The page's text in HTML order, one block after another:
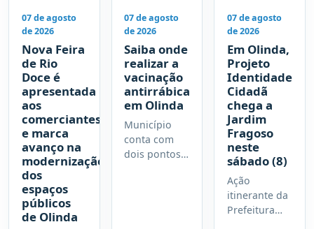
07 de agosto
de 2026
Nova Feira
de Rio
Doce é
apresentada
aos
comerciantes
e marca
avanço na
modernização
dos
espaços
públicos
de Olinda
07 de agosto
de 2026
Saiba onde
realizar a
vacinação
antirrábica
em Olinda
Município
conta com
dois pontos
07 de agosto
de 2026
Em Olinda,
Projeto
Identidade
Cidadã
chega a
Jardim
Fragoso
neste
sábado (8)
Ação
itinerante da
Prefeitura